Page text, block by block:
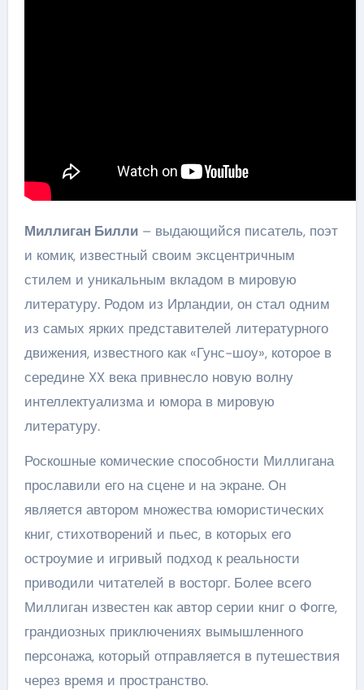
Миллиган Билли– выдающийся писатель, поэт
и комик, известный своим эксцентричным
стилем и уникальным вкладом в мировую
литературу. Родом из Ирландии, он стал одним
из самых ярких представителей литературного
движения, известного как «Гунс-шоу», которое в
середине XX века привнесло новую волну
интеллектуализма и юмора в мировую
литературу.
Роскошные комические способности Миллигана
прославили его на сцене и на экране. Он
является автором множества юмористических
книг, стихотворений и пьес, в которых его
остроумие и игривый подход к реальности
приводили читателей в восторг. Более всего
Миллиган известен как автор серии книг о Фогге,
грандиозных приключениях вымышленного
персонажа, который отправляется в путешествия
через время и пространство.